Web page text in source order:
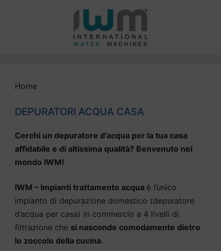
Home
DEPURATORI ACQUA CASA
Cerchi un depuratore d’acqua per la tua casa
affidabile e di altissima qualità? Benvenuto nel
mondo IWM!
IWM – Impianti trattamento acqua è l’unico
impianto di depurazione domestico (depuratore
d’acqua per casa) in commercio a 4 livelli di
filtrazione che si nasconde comodamente dietro
lo zoccolo della cucina.